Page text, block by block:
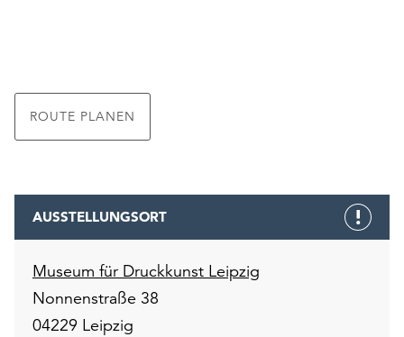
ROUTE PLANEN
AUSSTELLUNGSORT
Museum für Druckkunst Leipzig
Nonnenstraße 38
04229 Leipzig